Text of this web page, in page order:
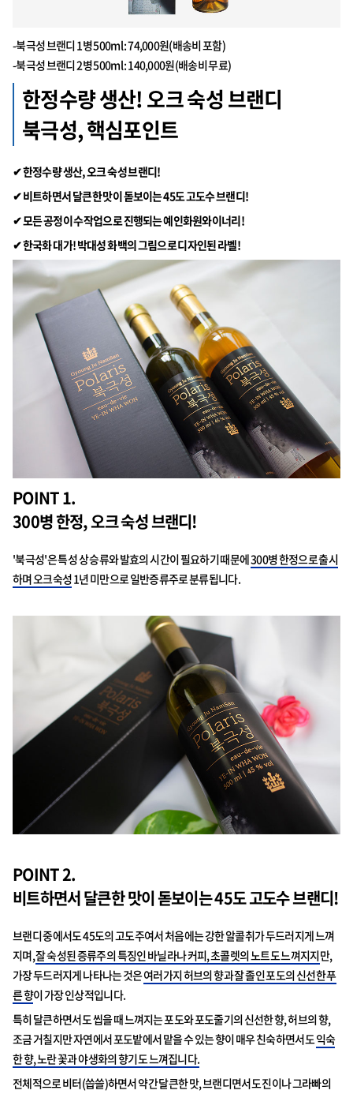
-북극성 브랜디 1병 500ml : 74,000원(배송비 포함)
-북극성 브랜디 2병 500ml : 140,000원(배송비 무료)
한정수량 생산! 오크 숙성 브랜디
북극성, 핵심포인트
✔ 한정수량 생산, 오크 숙성 브랜디!
✔ 비트하면서 달큰한 맛이 돋보이는 45도 고도수 브랜디!
✔모든 공정이 수작업으로 진행되는 예인화원와이너리!
✔한국화 대가! 박대성 화백의 그림으로 디자인된 라벨!
POINT 1.
300병 한정, 오크 숙성 브랜디!
'북극성'은 특성 상 승류와 발효의 시간이 필요하기 때문에300병 한정으로 출시
하며 오크숙성1년 미만으로 일반증류주로 분류됩니다.
POINT 2.
비트하면서 달큰한 맛이 돋보이는 45도 고도수 브랜디!
브랜디 중에서도 45도의 고도주여서 처음에는 강한 알콜취가 두드러지게 느껴
지며,잘 숙성된 증류주의 특징인 바닐라나 커피, 초콜렛의 노트도 느껴지지만,
가장 두드러지게 나타나는 것은여러가지 허브의 향과 잘 졸인 포도의 신선한 푸
른 향이 가장 인상적입니다.
특히 달큰하면서도 씹을 때 느껴지는 포도와 포도줄기의 신선한 향, 허브의 향,
조금 거칠지만 자연에서 포도밭에서 맡을 수 있는 향이 매우 친숙하면서도익숙
한 향, 노란 꽃과 야생화의 향기도 느껴집니다.
전체적으로 비터(씁쓸)하면서 약간 달큰한 맛, 브랜디면서도 진이나 그라빠의